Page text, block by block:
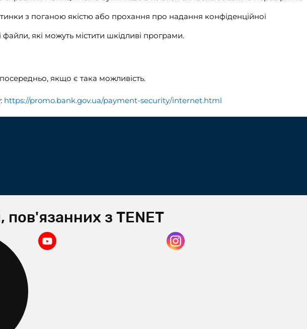
з поганою якістю або прохання про надання конфіденційної
які можуть містити шкідливі програми.
якщо є така можливість.
https://promo.bank.gov.ua/payment-security/internet.html
пов'язанних з TENET